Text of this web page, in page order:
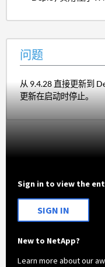
问题
从 9.4.28 直接更新到
更新在启动时停止。
Sign in to view the
SIGN IN
New to NetApp?
Learn more about our